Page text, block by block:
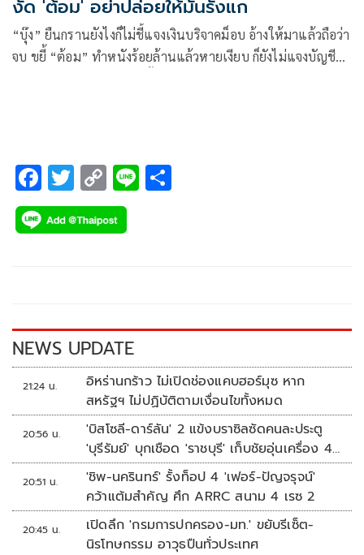
งัด 'ต้อม' อย่าปล่อยให้มันรังแก
“บุ๊ง” ยืนกรานยังไงก็ไม่ชี้แจงเงินบริจาคม็อบ อ้างให้มาแล้วถือว่า
จบ ขยี้ “ต้อม” ทำหนังร้อยล้านแล้วหายเงียบ ก็ยังไม่แจงบัญชี
F
ac
e
k
T
wi
tt
C
o
p
k
Li
NEWS UPDATE
21:24 น.
อิหร่านกร้าว ไม่เปิดช่องแคบฮอร์มุซ หาก
สหรัฐฯ ไม่ปฏิบัติตามเงื่อนไขทั้งหมด
20:56 น.
'บิสโซลี-ดาร์ลัน' 2 แข้งบราซิลซัดคนละประตู
'บุรีรัมย์' บุกเชือด 'ราชบุรี' เก็บชัยอุ่นเครื่อง 4
นัดรวด
20:51 น.
'ชิพ-นครินทร์' รั้งท็อป 4 'เฟอร์-ปัญจรุจน์'
คว้าแต้มสำคัญ ศึก ARRC สนาม 4 เรซ 2
20:45 น.
เปิดลึก 'กรมการปกครอง-มท.' ขยับรีเซ็ต-
นิรโทษกรรม อาวุธปืนทั่วประเทศ